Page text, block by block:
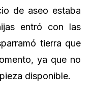
de aseo estaba
entró con las
tierra que
ya que no
disponible.